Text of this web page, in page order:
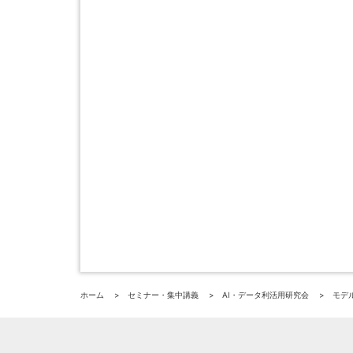
ホーム セミナー・集中講義 AI・データ利活用研究会 モデ